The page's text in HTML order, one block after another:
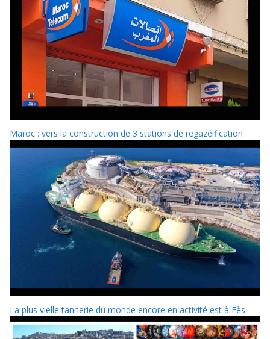
Maroc : vers la construction de 3 stations de regazéification
La plus vielle tannerie du monde encore en activité est à Fès